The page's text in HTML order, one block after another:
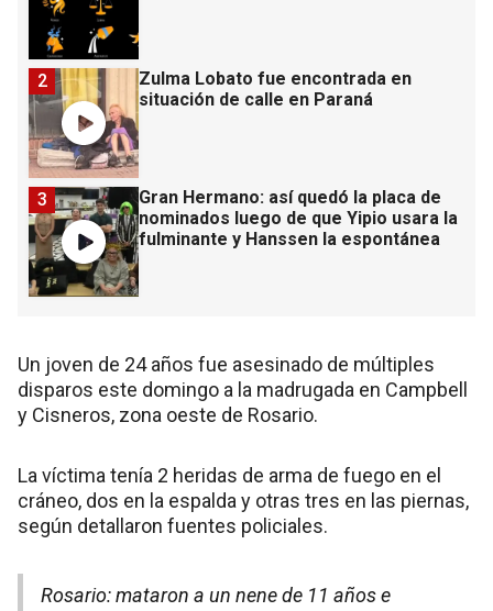
Zulma Lobato fue encontrada en
situación de calle en Paraná
2
Gran Hermano: así quedó la placa de
nominados luego de que Yipio usara la
fulminante y Hanssen la espontánea
3
Un joven de 24 años fue asesinado de múltiples
disparos este domingo a la madrugada en Campbell
y Cisneros, zona oeste de Rosario.
La víctima tenía 2 heridas de arma de fuego en el
cráneo, dos en la espalda y otras tres en las piernas,
según detallaron fuentes policiales.
Rosario: mataron a un nene de 11 años e